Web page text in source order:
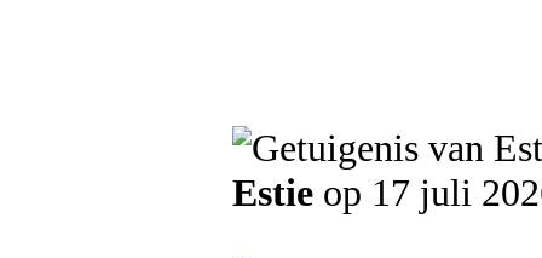
Estie op 17 juli